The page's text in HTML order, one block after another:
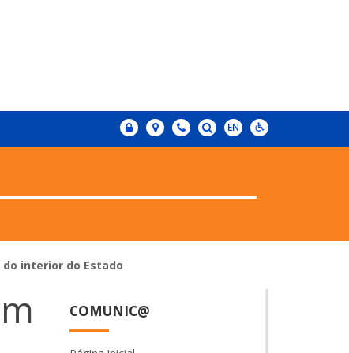
interior do Estado
COMUNIC@